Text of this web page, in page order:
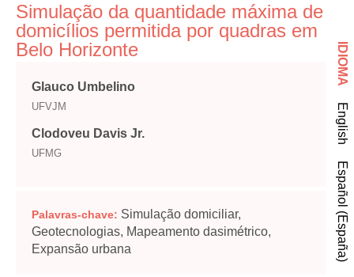
Simulação da quantidade máxima de
domicílios permitida por quadras em
Belo Horizonte
Glauco Umbelino
UFVJM
Clodoveu Davis Jr.
UFMG
Palavras-chave: Simulação domiciliar,
Geotecnologias, Mapeamento dasimétrico,
Expansão urbana
IDIOMA
English
Español (España)